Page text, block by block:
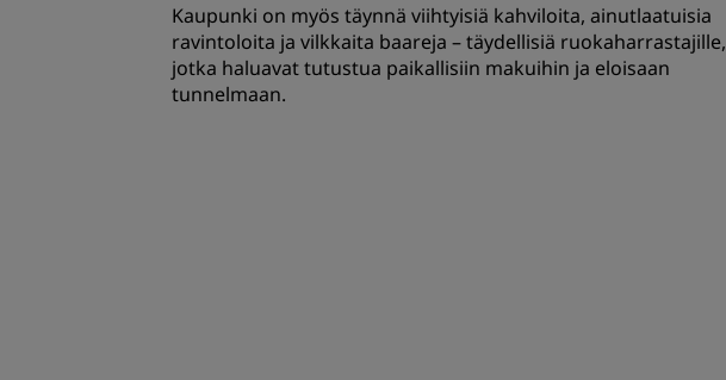
Kaupunki on myös täynnä viihtyisiä kahviloita, ainutlaatuisia
ravintoloita ja vilkkaita baareja – täydellisiä ruokaharrastajille,
jotka haluavat tutustua paikallisiin makuihin ja eloisaan
tunnelmaan.